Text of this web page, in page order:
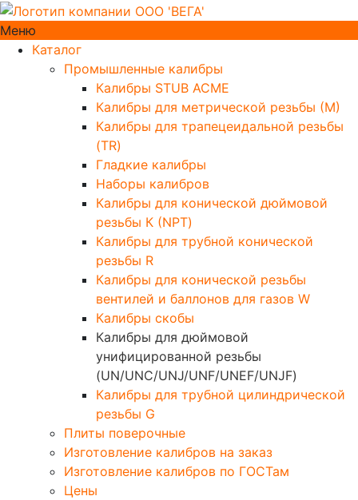
Меню
Каталог
Промышленные калибры
Калибры STUB ACME
Калибры для метрической резьбы (М)
Калибры для трапецеидальной резьбы
(TR)
Гладкие калибры
Наборы калибров
Калибры для конической дюймовой
резьбы К (NPT)
Калибры для трубной конической
резьбы R
Калибры для конической резьбы
вентилей и баллонов для газов W
Калибры скобы
Калибры для дюймовой
унифицированной резьбы
(UN/UNC/UNJ/UNF/UNEF/UNJF)
Калибры для трубной цилиндрической
резьбы G
Плиты поверочные
Изготовление калибров на заказ
Изготовление калибров по ГОСТам
Цены